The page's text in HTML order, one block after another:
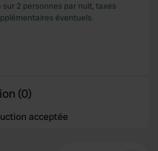
2 personnes par nuit, taxes
éventuels.
(0)
acceptée